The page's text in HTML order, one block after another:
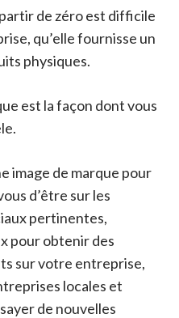
de zéro est difficile
qu’elle fournisse un
physiques.
est la façon dont vous
image de marque pour
d’être sur les
pertinentes,
pour obtenir des
sur votre entreprise,
locales et
de nouvelles